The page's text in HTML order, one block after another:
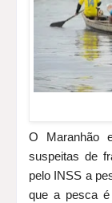
O Maranhão
suspeitas de
pelo INSS a
que a pesca é